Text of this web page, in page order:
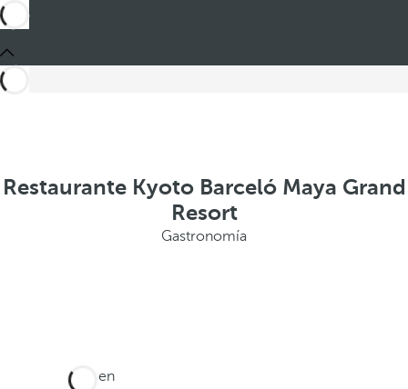
Restaurante Kyoto Barceló Maya Grand
Resort
Gastronomía
Está en